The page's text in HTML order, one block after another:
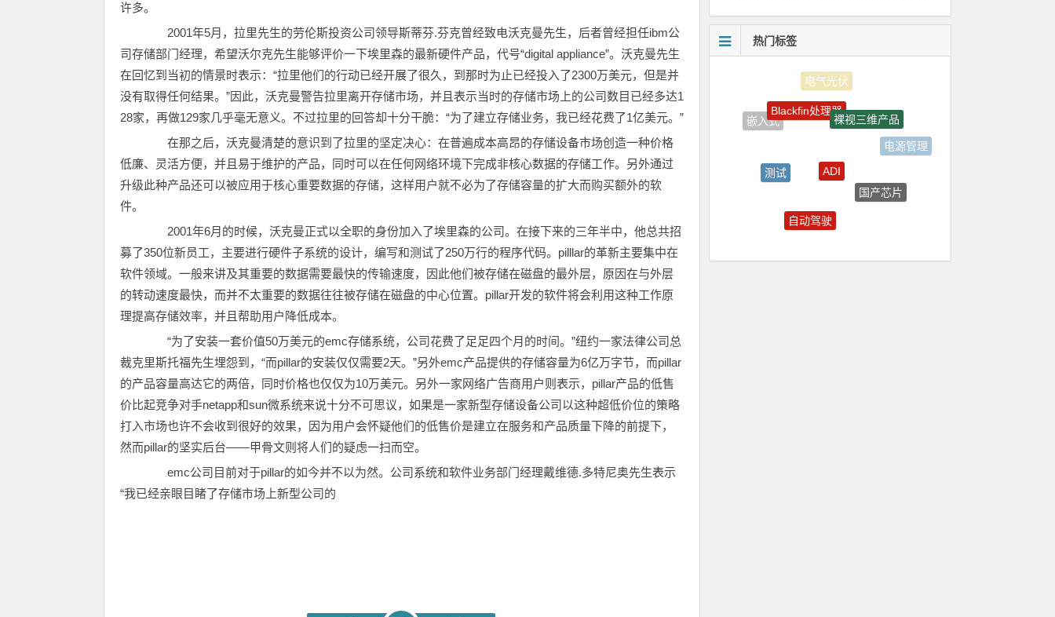
许多。
2001年5月，拉里先生的劳伦斯投资公司领导斯蒂芬.芬克曾经致电沃克曼先生，后者曾经担任ibm公
司存储部门经理，希望沃尔克先生能够评价一下埃里森的最新硬件产品，代号“digital appliance”。沃克曼先生
在回忆到当初的情景时表示：“拉里他们的行动已经开展了很久，到那时为止已经投入了2300万美元，但是并
没有取得任何结果。”因此，沃克曼警告拉里离开存储市场，并且表示当时的存储市场上的公司数目已经多达1
28家，再做129家几乎毫无意义。不过拉里的回答却十分干脆：“为了建立存储业务，我已经花费了1亿美元。”
在那之后，沃克曼清楚的意识到了拉里的坚定决心：在普遍成本高昂的存储设备市场创造一种价格
低廉、灵活方便，并且易于维护的产品，同时可以在任何网络环境下完成非核心数据的存储工作。另外通过
升级此种产品还可以被应用于核心重要数据的存储，这样用户就不必为了存储容量的扩大而购买额外的软
件。
2001年6月的时候，沃克曼正式以全职的身份加入了埃里森的公司。在接下来的三年半中，他总共招
募了350位新员工，主要进行硬件子系统的设计，编写和测试了250万行的程序代码。pilllar的革新主要集中在
软件领域。一般来讲及其重要的数据需要最快的传输速度，因此他们被存储在磁盘的最外层，原因在与外层
的转动速度最快，而并不太重要的数据往往被存储在磁盘的中心位置。pillar开发的软件将会利用这种工作原
理提高存储效率，并且帮助用户降低成本。
“为了安装一套价值50万美元的emc存储系统，公司花费了足足四个月的时间。”纽约一家法律公司总
裁克里斯托福先生埋怨到，“而pillar的安装仅仅需要2天。”另外emc产品提供的存储容量为6亿万字节，而pillar
的产品容量高达它的两倍，同时价格也仅仅为10万美元。另外一家网络广告商用户则表示，pillar产品的低售
价比起竞争对手netapp和sun微系统来说十分不可思议，如果是一家新型存储设备公司以这种超低价位的策略
打入市场也许不会收到很好的效果，因为用户会怀疑他们的低售价是建立在服务和产品质量下降的前提下，
然而pillar的坚实后台——甲骨文则将人们的疑虑一扫而空。
emc公司目前对于pillar的如今并不以为然。公司系统和软件业务部门经理戴维德.多特尼奥先生表示
“我已经亲眼目睹了存储市场上新型公司的
热门标签
嵌入式
裸视三维产品
电源管理
Atmel